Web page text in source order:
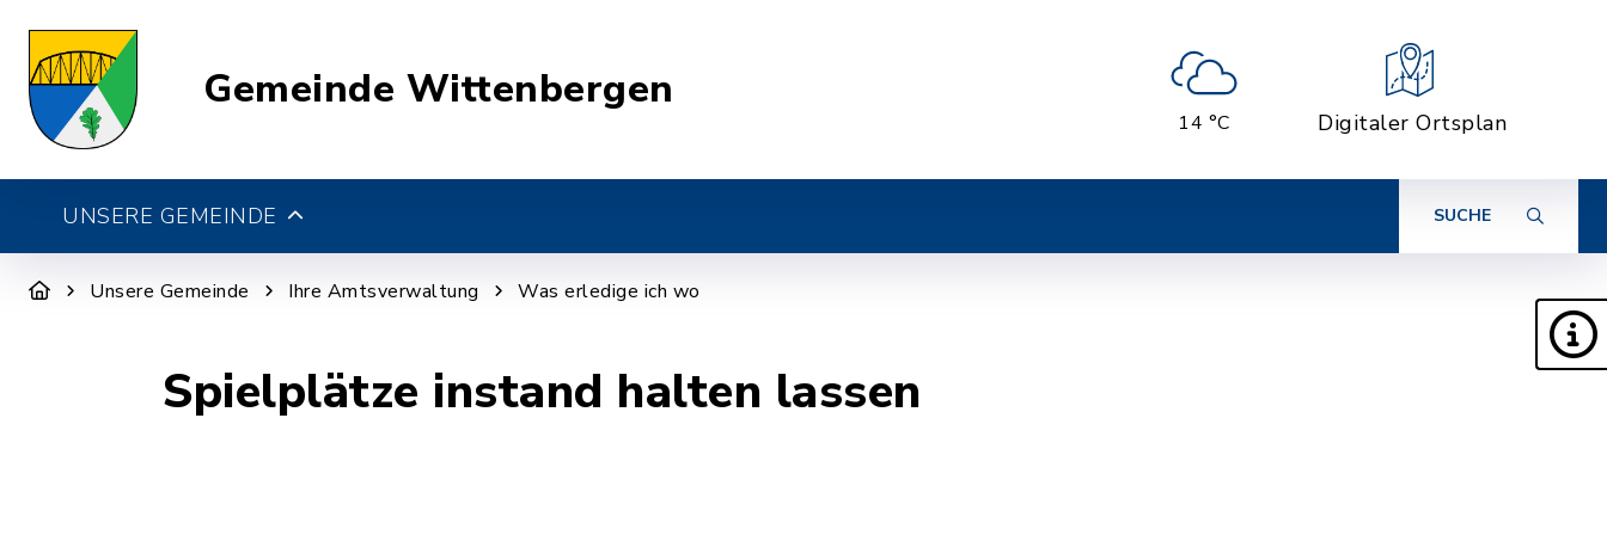
Gemeinde Wittenbergen
14 °C Digitaler Ortsplan
UNSERE GEMEINDE SUCHE
Unsere Gemeinde Ihre Amtsverwaltung Was erledige ich wo
Spielplätze instand halten lassen